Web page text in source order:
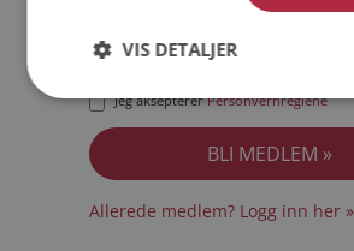
Jeg akseptererPersonvernreglene
Allerede medlem? Logg inn her »
VIS DETALJER